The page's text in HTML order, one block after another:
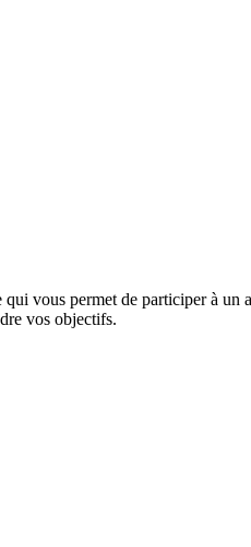
vous permet de participer à
vos objectifs.